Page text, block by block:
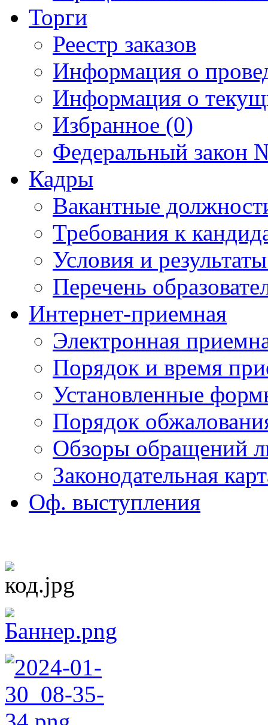
Торги
Реестр заказов
Информация о
Информация о
Избранное (0)
Федеральный закон
Кадры
Вакантные
Требования к
Условия и
Перечень
Интернет-приемная
Электронная
Порядок и время
Установленные
Порядок
Обзоры обращений
Законодательная
Оф. выступления